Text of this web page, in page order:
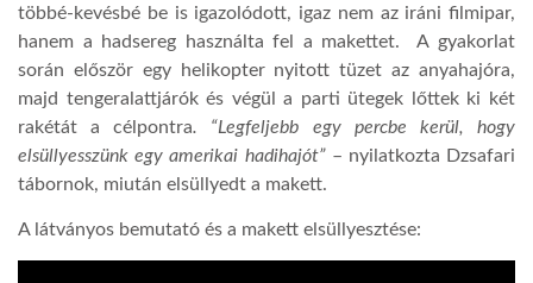
többé-kevésbé be is igazolódott, igaz nem az iráni filmipar,
hanem a hadsereg használta fel a makettet. A gyakorlat
során először egy helikopter nyitott tüzet az anyahajóra,
majd tengeralattjárók és végül a parti ütegek lőttek ki két
rakétát a célpontra. “Legfeljebb egy percbe kerül, hogy
elsüllyesszünk egy amerikai hadihajót”– nyilatkozta Dzsafari
tábornok, miután elsüllyedt a makett.
A látványos bemutató és a makett elsüllyesztése: